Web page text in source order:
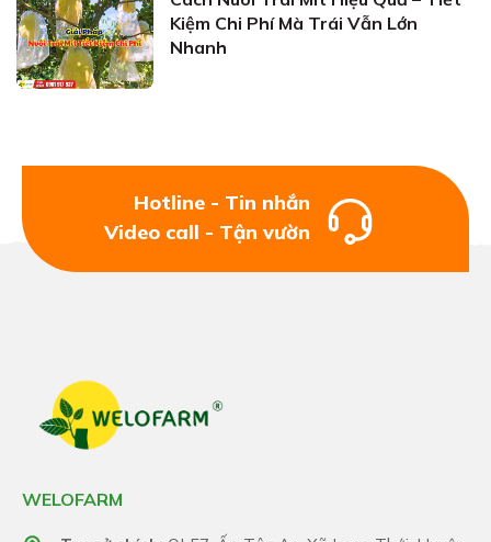
Kiệm Chi Phí Mà Trái Vẫn Lớn
Nhanh
Hotline - Tin nhắn
Video call - Tận vườn
WELOFARM